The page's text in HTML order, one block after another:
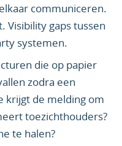
communiceren.
Visibility gaps tussen
systemen.
die op papier
zodra een
krijgt de melding om
toezichthouders?
te halen?